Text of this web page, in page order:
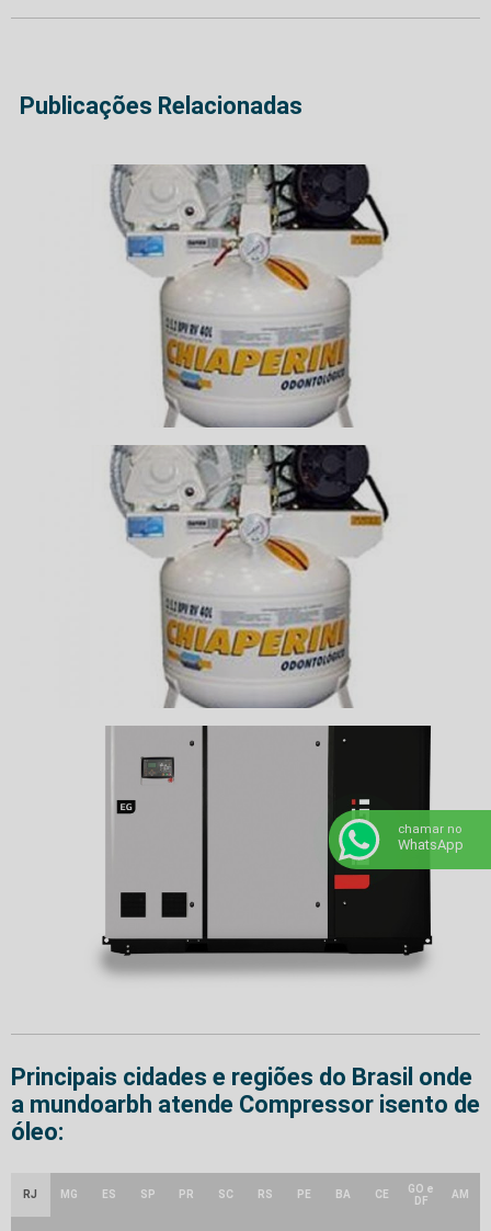
Publicações Relacionadas
Principais cidades e regiões do Brasil onde
a mundoarbh atende Compressor isento de
óleo:
RJ MG ES SP PR SC RS PE BA CE
GO e
DF
AM
chamar no
WhatsApp